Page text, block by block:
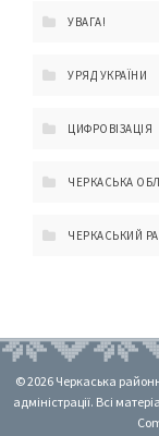
УВАГА!
УРЯД УКРАЇНИ
ЦИФРОВІЗАЦІЯ
ЧЕРКАСЬКА
ЧЕРКАСЬКИЙ
© 2026 Черкаська
адміністрації. Всі